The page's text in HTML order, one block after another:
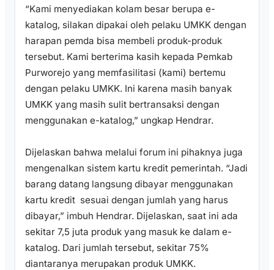
“Kami menyediakan kolam besar berupa e-
katalog, silakan dipakai oleh pelaku UMKK dengan
harapan pemda bisa membeli produk-produk
tersebut. Kami berterima kasih kepada Pemkab
Purworejo yang memfasilitasi (kami) bertemu
dengan pelaku UMKK. Ini karena masih banyak
UMKK yang masih sulit bertransaksi dengan
menggunakan e-katalog,” ungkap Hendrar.
Dijelaskan bahwa melalui forum ini pihaknya juga
mengenalkan sistem kartu kredit pemerintah. “Jadi
barang datang langsung dibayar menggunakan
kartu kredit sesuai dengan jumlah yang harus
dibayar,” imbuh Hendrar. Dijelaskan, saat ini ada
sekitar 7,5 juta produk yang masuk ke dalam e-
katalog. Dari jumlah tersebut, sekitar 75%
diantaranya merupakan produk UMKK.